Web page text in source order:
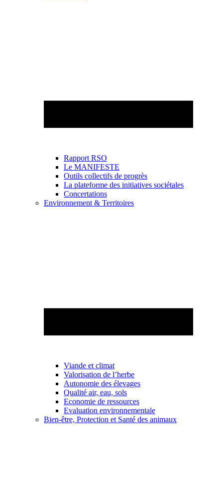
Rapport RSO
Le MANIFESTE
Outils collectifs de progrès
La plateforme des initiatives sociétales
Concertations
Environnement & Territoires
Viande et climat
Valorisation de l’herbe
Autonomie des élevages
Qualité air, eau, sols
Economie de ressources
Evaluation environnementale
Bien-être, Protection et Santé des animaux